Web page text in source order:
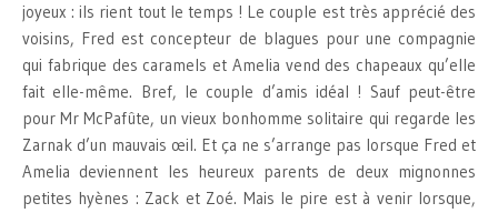
joyeux : ils rient tout le temps ! Le couple est très apprécié des
voisins, Fred est concepteur de blagues pour une compagnie
qui fabrique des caramels et Amelia vend des chapeaux qu’elle
fait elle-même. Bref, le couple d’amis idéal ! Sauf peut-être
pour Mr McPafûte, un vieux bonhomme solitaire qui regarde les
Zarnak d’un mauvais œil. Et ça ne s’arrange pas lorsque Fred et
Amelia deviennent les heureux parents de deux mignonnes
petites hyènes : Zack et Zoé. Mais le pire est à venir lorsque,